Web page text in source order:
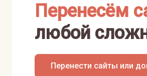
Перенесём
любой
Перенести сайты или